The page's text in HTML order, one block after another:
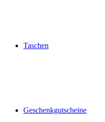
Taschen
Geschenkgutscheine